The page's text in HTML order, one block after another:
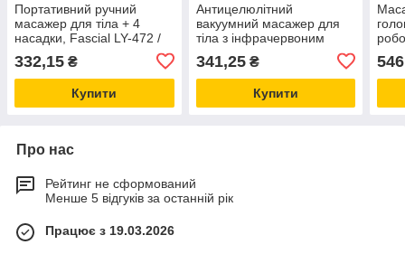
Портативний ручний
масажер для тіла + 4
насадки, Fascial LY-472 /
Масажер м'язовий
332,15 ₴
Купити
Антицелюлітний
вакуумний масажер для
тіла з інфрачервоним
прогрівом та 9 режимами
341,25₴
Купити
546
Про нас
Рейтинг не сформований
Менше 5 відгуків за останній рік
Працює з 19.03.2026